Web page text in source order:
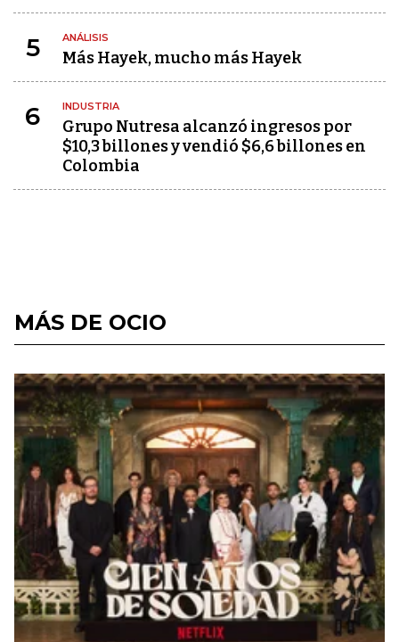
5 ANÁLISIS
Más Hayek, mucho más Hayek
6 INDUSTRIA
Grupo Nutresa alcanzó ingresos por
$10,3 billones y vendió $6,6 billones en
Colombia
MÁS DE OCIO